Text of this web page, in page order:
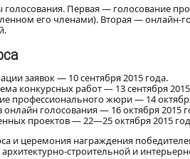
Первая — голосование
его членами). Вторая — онлайн-
заявок — 10 сентября 2015 года.
конкурсных работ — 13 сентября
профессионального жюри — 14
онлайн голосования — 16 октября 2015
проектов — 22—25 октября 2015
и церемония награждения
строительной и